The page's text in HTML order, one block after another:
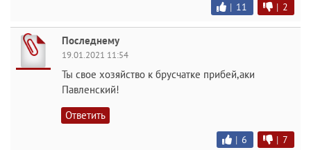
| 11 | 2
Последнему
19.01.2021 11:54
Ты свое хозяйство к брусчатке прибей,аки
Павленский!
Ответить
| 6 | 7